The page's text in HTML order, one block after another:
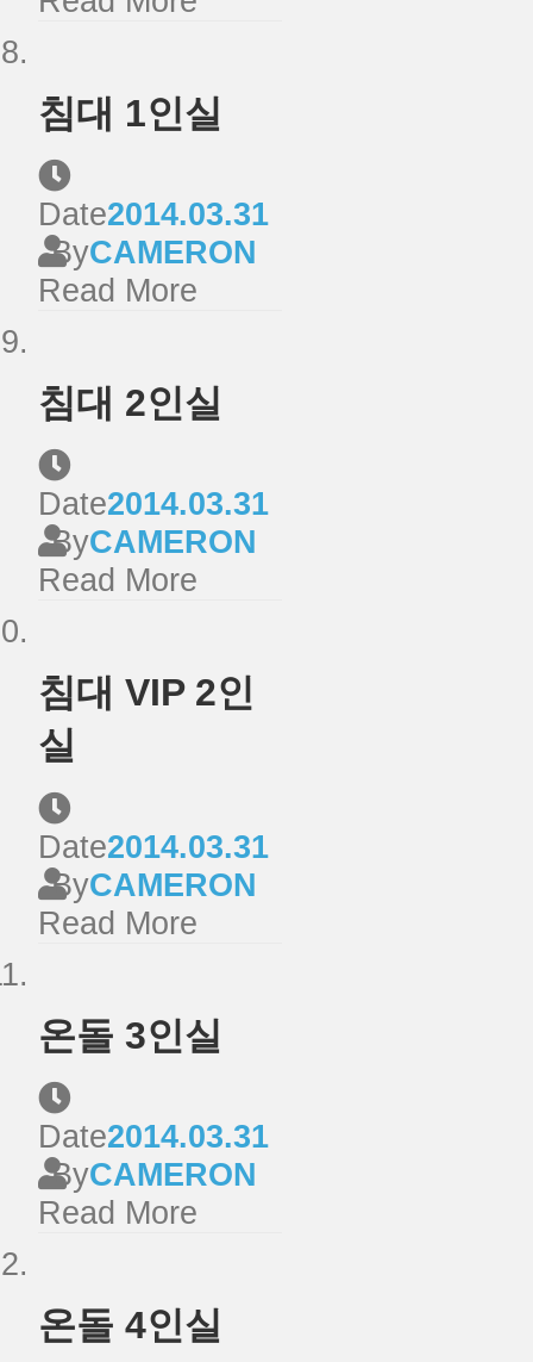
침대 1인실
Date2014.03.31
ByCAMERON
Read More
침대 2인실
Date2014.03.31
ByCAMERON
Read More
침대 VIP 2인
실
Date2014.03.31
ByCAMERON
Read More
온돌 3인실
Date2014.03.31
ByCAMERON
Read More
온돌 4인실